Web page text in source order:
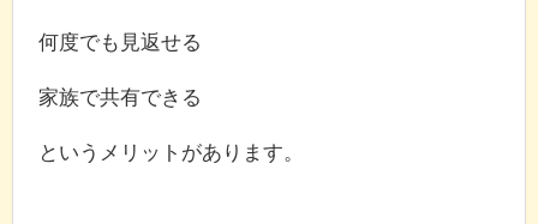
何度でも見返せる
家族で共有できる
というメリットがあります。